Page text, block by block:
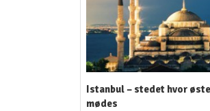
Istanbul – stedet hvor
mødes